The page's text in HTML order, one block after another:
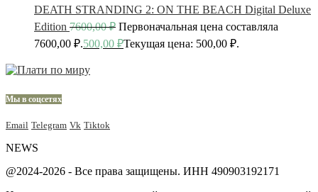
DEATH STRANDING 2: ON THE BEACH Digital Deluxe
Edition 7600,00₽ Первоначальная цена составляла
7600,00 ₽.500,00 ₽Текущая цена: 500,00 ₽.
Мы в соцсетях
Email Telegram Vk Tiktok
NEWS
@2024-2026 - Все права защищены. ИНН 490903192171